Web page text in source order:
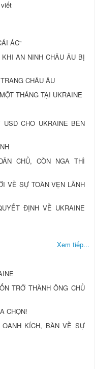
ÁC"
AN NINH CHÂU ÂU BỊ
CHÂU ÂU
THÁNG TẠI UKRAINE
CHO UKRAINE BÊN
CHỦ, CÒN NGA THÌ
VỀ SỰ TOÀN VẸN LÃNH
ĐỊNH VỀ UKRAINE
Xem tiếp...
TRỞ THÀNH ÔNG CHỦ
CHỌN!
KÍCH, BÀN VỀ SỰ